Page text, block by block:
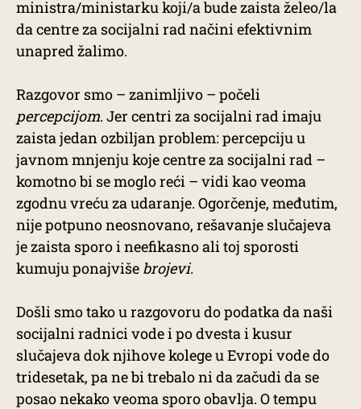
ministra/ministarku koji/a bude zaista želeo/la
da centre za socijalni rad načini efektivnim
unapred žalimo.
Razgovor smo – zanimljivo – počeli
percepcijom. Jer centri za socijalni rad imaju
zaista jedan ozbiljan problem: percepciju u
javnom mnjenju koje centre za socijalni rad –
komotno bi se moglo reći – vidi kao veoma
zgodnu vreću za udaranje. Ogorčenje, međutim,
nije potpuno neosnovano, rešavanje slučajeva
je zaista sporo i neefikasno ali toj sporosti
kumuju ponajviše brojevi.
Došli smo tako u razgovoru do podatka da naši
socijalni radnici vode i po dvesta i kusur
slučajeva dok njihove kolege u Evropi vode do
tridesetak, pa ne bi trebalo ni da začudi da se
posao nekako veoma sporo obavlja. O tempu